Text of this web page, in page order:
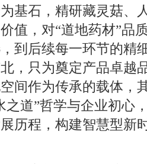
基石，精研藏灵菇、
值，对“道地药材”品
到后续每一环节的精
，只为奠定产品卓越
间作为传承的载体，
之道”哲学与企业初心
历程，构建智慧型新